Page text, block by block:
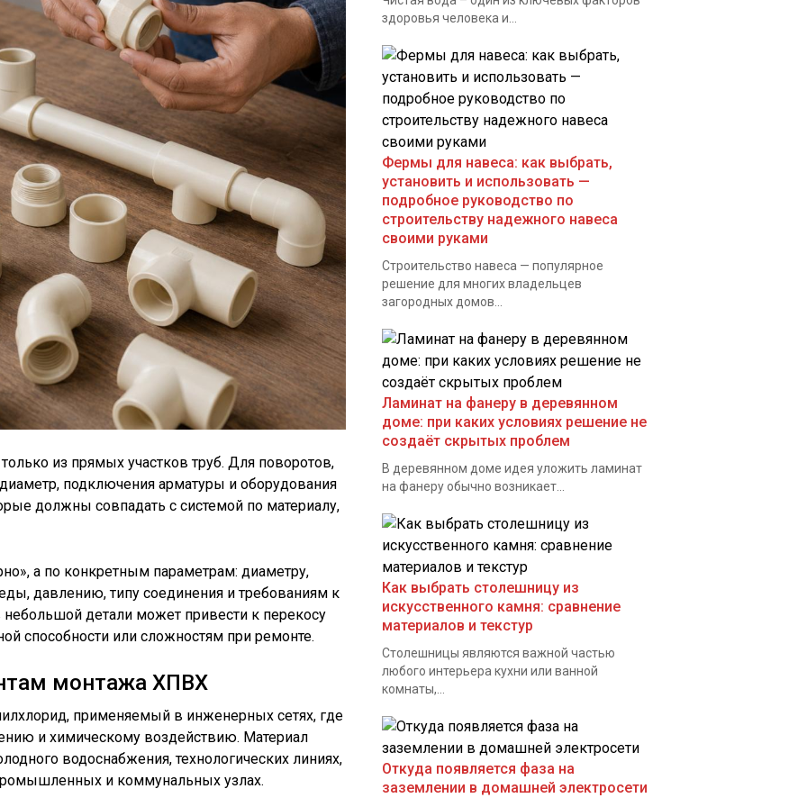
из прямых участков труб. Для поворотов,
подключения арматуры и оборудования
должны совпадать с системой по материалу,
а по конкретным параметрам: диаметру,
давлению, типу соединения и требованиям к
детали может привести к перекосу
способности или сложностям при ремонте.
монтажа ХПВХ
применяемый в инженерных сетях, где
и химическому воздействию. Материал
водоснабжения, технологических линиях,
и коммунальных узлах.
здоровья человека и...
Фермы для навеса: как выбрать,
установить и использовать —
подробное руководство по
строительству надежного навеса
своими руками
Строительство навеса — популярное
решение для многих владельцев
загородных домов...
Ламинат на фанеру в деревянном
доме: при каких условиях решение не
создаёт скрытых проблем
В деревянном доме идея уложить ламинат
на фанеру обычно возникает...
Как выбрать столешницу из
искусственного камня: сравнение
материалов и текстур
Столешницы являются важной частью
любого интерьера кухни или ванной
комнаты,...
Откуда появляется фаза на
заземлении в домашней электросети